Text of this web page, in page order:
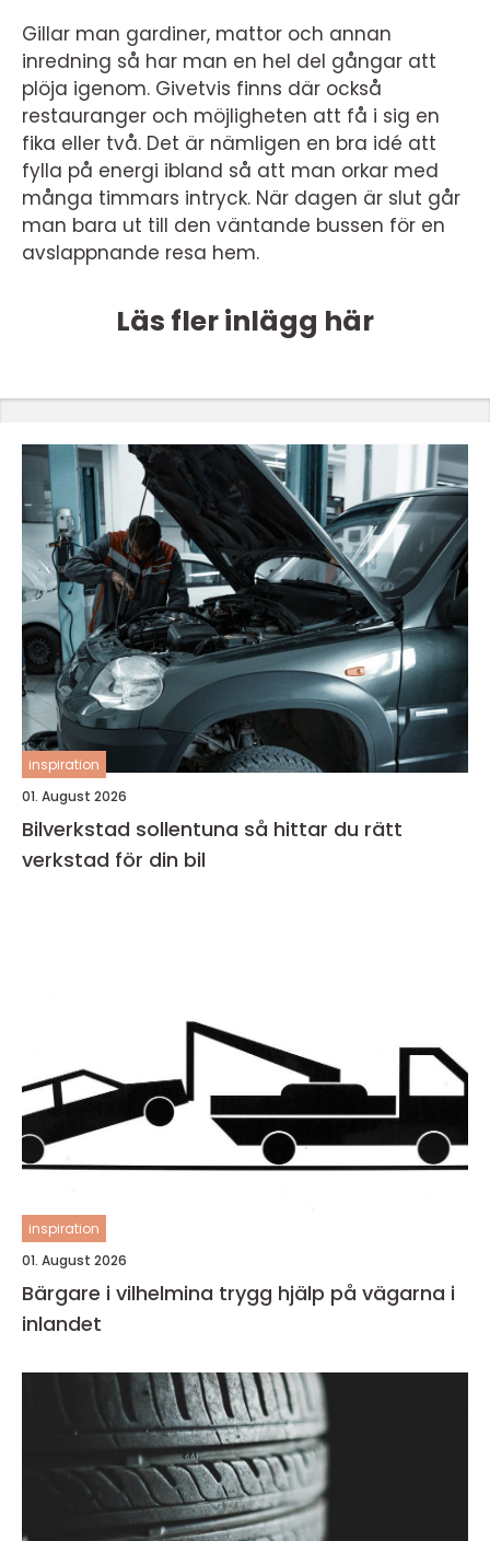
Gillar man gardiner, mattor och annan
inredning så har man en hel del gångar att
plöja igenom. Givetvis finns där också
restauranger och möjligheten att få i sig en
fika eller två. Det är nämligen en bra idé att
fylla på energi ibland så att man orkar med
många timmars intryck. När dagen är slut går
man bara ut till den väntande bussen för en
avslappnande resa hem.
Läs fler inlägg här
inspiration
01. August 2026
Bilverkstad sollentuna så hittar du rätt
verkstad för din bil
inspiration
01. August 2026
Bärgare i vilhelmina trygg hjälp på vägarna i
inlandet